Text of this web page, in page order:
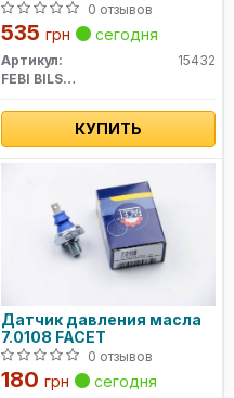
0 отзывов
535 грн сегодня
Артикул:
15432
FEBI BILSTEIN
КУПИТЬ
Датчик давления масла
7.0108 FACET
0 отзывов
180 грн сегодня